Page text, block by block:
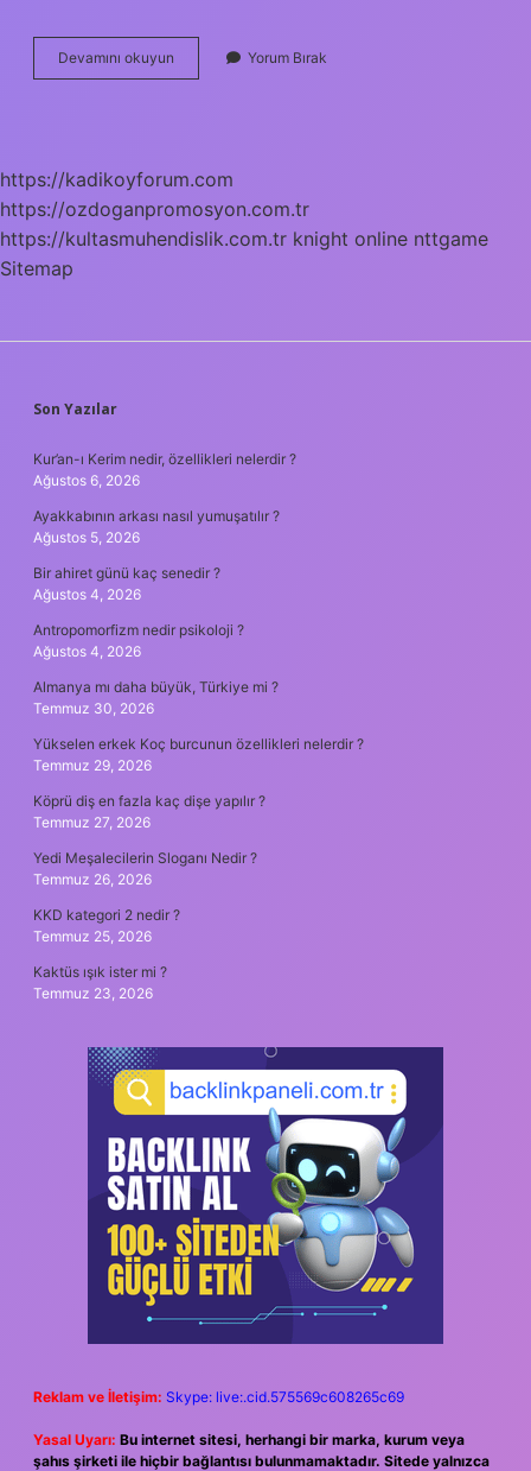
Devamını okuyun Biyoetiğin
Inceleme
Yorum Bırak
https://kadikoyforum.com
https://ozdoganpromosyon.com.tr
https://kultasmuhendislik.com.tr knight online nttgame
Sitemap
SIDEBAR
Son Yazılar
Kur’an-ı Kerim nedir, özellikleri nelerdir ?
Ağustos 6, 2026
Ayakkabının arkası nasıl yumuşatılır ?
Ağustos 5, 2026
Bir ahiret günü kaç senedir ?
Ağustos 4, 2026
Antropomorfizm nedir psikoloji ?
Ağustos 4, 2026
Almanya mı daha büyük, Türkiye mi ?
Temmuz 30, 2026
Yükselen erkek Koç burcunun özellikleri nelerdir ?
Temmuz 29, 2026
Köprü diş en fazla kaç dişe yapılır ?
Temmuz 27, 2026
Yedi Meşalecilerin Sloganı Nedir ?
Temmuz 26, 2026
KKD kategori 2 nedir ?
Temmuz 25, 2026
Kaktüs ışık ister mi ?
Temmuz 23, 2026
Reklam ve İletişim: Skype: live:.cid.575569c608265c69
Yasal Uyarı: Bu internet sitesi, herhangi bir marka, kurum veya
şahıs şirketi ile hiçbir bağlantısı bulunmamaktadır. Sitede yalnızca